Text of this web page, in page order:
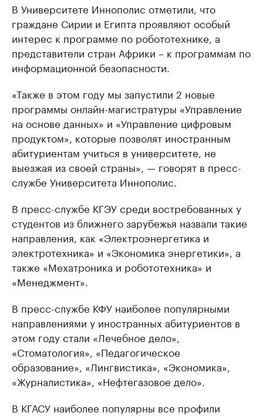
В Университете Иннополис отметили, что
граждане Сирии и Египта проявляют особый
интерес к программе по робототехнике, а
представители стран Африки – к программам по
информационной безопасности.
«Также в этом году мы запустили 2 новые
программы онлайн-магистратуры «Управление
на основе данных» и «Управление цифровым
продуктом», которые позволят иностранным
абитуриентам учиться в университете, не
выезжая из своей страны», — говорят в пресс-
службе Университета Иннополис.
В пресс-службе КГЭУ среди востребованных у
студентов из ближнего зарубежья назвали такие
направления, как «Электроэнергетика и
электротехника» и «Экономика энергетики», а
также «Мехатроника и робототехника» и
«Менеджмент».
В пресс-службе КФУ наиболее популярными
направлениями у иностранных абитуриентов в
этом году стали «Лечебное дело»,
«Стоматология», «Педагогическое
образование», «Лингвистика», «Экономика»,
«Журналистика», «Нефтегазовое дело».
В КГАСУ наиболее популярны все профили